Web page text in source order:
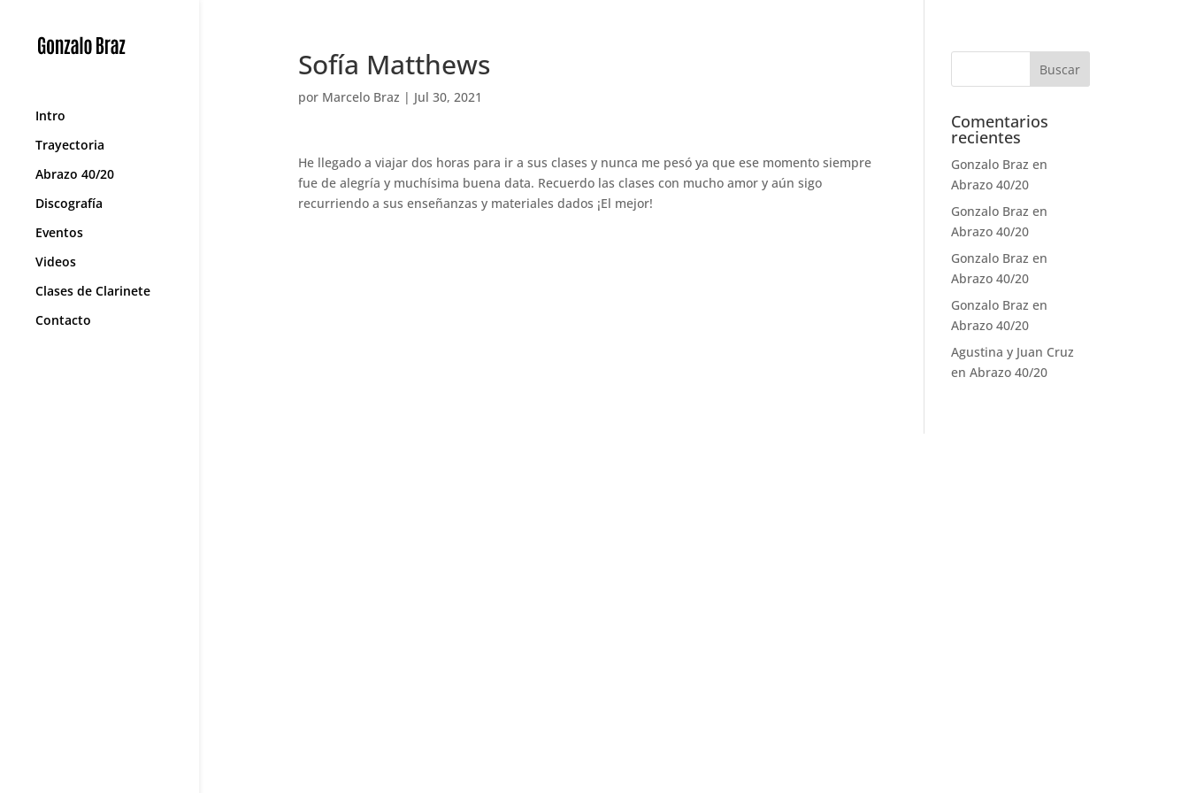
Intro
Trayectoria
Abrazo 40/20
Discografía
Eventos
Videos
Clases de Clarinete
Contacto
Sofía Matthews
por Marcelo Braz | Jul 30, 2021
He llegado a viajar dos horas para ir a sus clases y nunca me pesó ya que ese momento siempre
fue de alegría y muchísima buena data. Recuerdo las clases con mucho amor y aún sigo
recurriendo a sus enseñanzas y materiales dados ¡El mejor!
Comentarios
recientes
Gonzalo Braz en
Abrazo 40/20
Gonzalo Braz en
Abrazo 40/20
Gonzalo Braz en
Abrazo 40/20
Gonzalo Braz en
Abrazo 40/20
Agustina y Juan Cruz
enAbrazo 40/20